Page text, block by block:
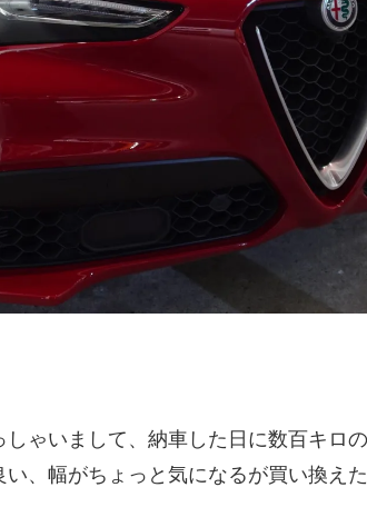
ゃいまして、納車した日に数百キロ
、幅がちょっと気になるが買い換え